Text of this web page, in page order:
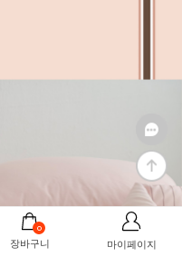
0
장바구니 마이페이지